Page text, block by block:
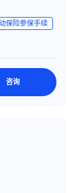
ています。
保险参保手续
咨询